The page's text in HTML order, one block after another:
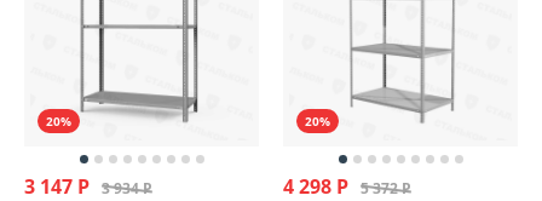
20%
3 147 Р 3 934 Р
20%
4 298 Р 5 372 Р